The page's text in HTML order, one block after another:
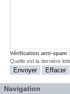
Vérification anti-spam :
Quelle est ladernière
Navigation